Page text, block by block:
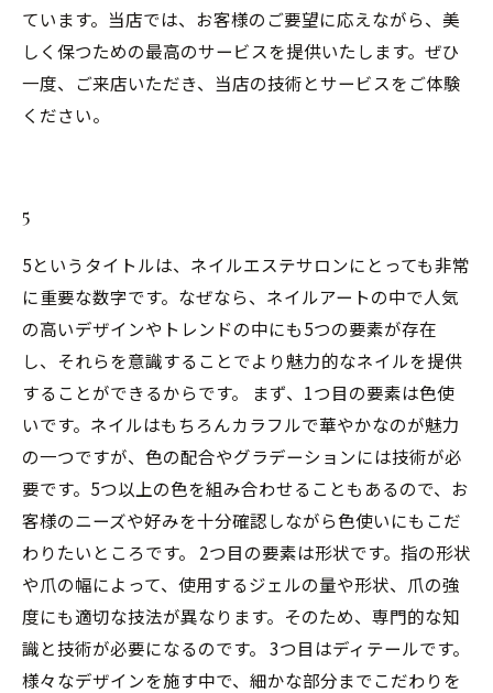
ています。当店では、お客様のご要望に応えながら、美
しく保つための最高のサービスを提供いたします。ぜひ
一度、ご来店いただき、当店の技術とサービスをご体験
ください。
5
5というタイトルは、ネイルエステサロンにとっても非常
に重要な数字です。なぜなら、ネイルアートの中で人気
の高いデザインやトレンドの中にも5つの要素が存在
し、それらを意識することでより魅力的なネイルを提供
することができるからです。 まず、1つ目の要素は色使
いです。ネイルはもちろんカラフルで華やかなのが魅力
の一つですが、色の配合やグラデーションには技術が必
要です。5つ以上の色を組み合わせることもあるので、お
客様のニーズや好みを十分確認しながら色使いにもこだ
わりたいところです。 2つ目の要素は形状です。指の形状
や爪の幅によって、使用するジェルの量や形状、爪の強
度にも適切な技法が異なります。そのため、専門的な知
識と技術が必要になるのです。 3つ目はディテールです。
様々なデザインを施す中で、細かな部分までこだわりを